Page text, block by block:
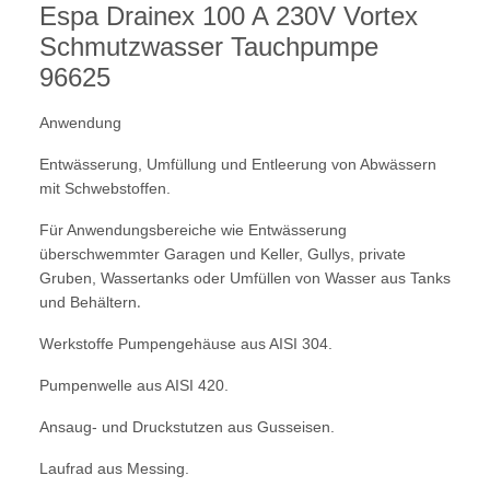
Espa Drainex 100 A 230V Vortex
Schmutzwasser Tauchpumpe
96625
Anwendung
Entwässerung, Umfüllung und Entleerung von Abwässern
mit Schwebstoffen.
Für Anwendungsbereiche wie Entwässerung
überschwemmter Garagen und Keller, Gullys, private
Gruben, Wassertanks oder Umfüllen von Wasser aus Tanks
und Behältern.
Werkstoffe Pumpengehäuse aus AISI 304.
Pumpenwelle aus AISI 420.
Ansaug- und Druckstutzen aus Gusseisen.
Laufrad aus Messing.